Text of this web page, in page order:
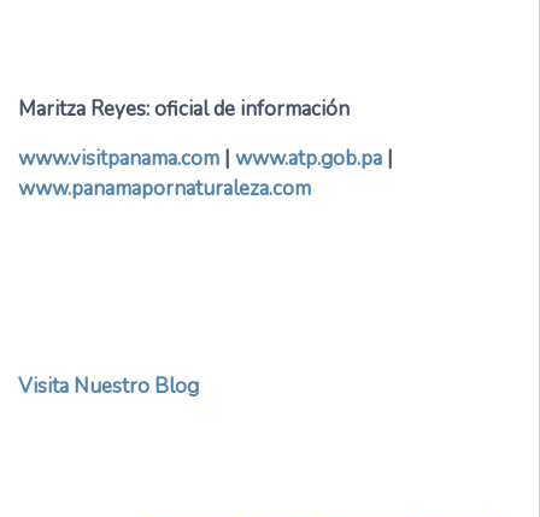
Maritza Reyes: oficial de información
www.visitpanama.com | www.atp.gob.pa |
www.panamapornaturaleza.com
Visita Nuestro Blog